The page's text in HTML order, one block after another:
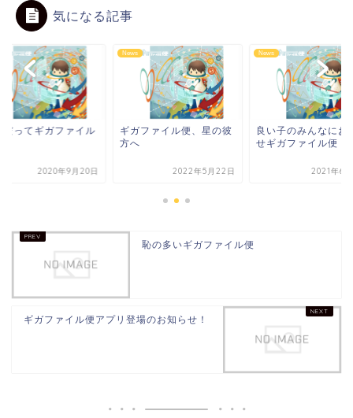
気になる記事
だってギガファイル
2020年9月20日
News
ギガファイル便、星の彼
方へ
2022年5月22日
News
良い子のみんなにお
せギガファイル便
2021年6
恥の多いギガファイル便
ギガファイル便アプリ登場のお知らせ！